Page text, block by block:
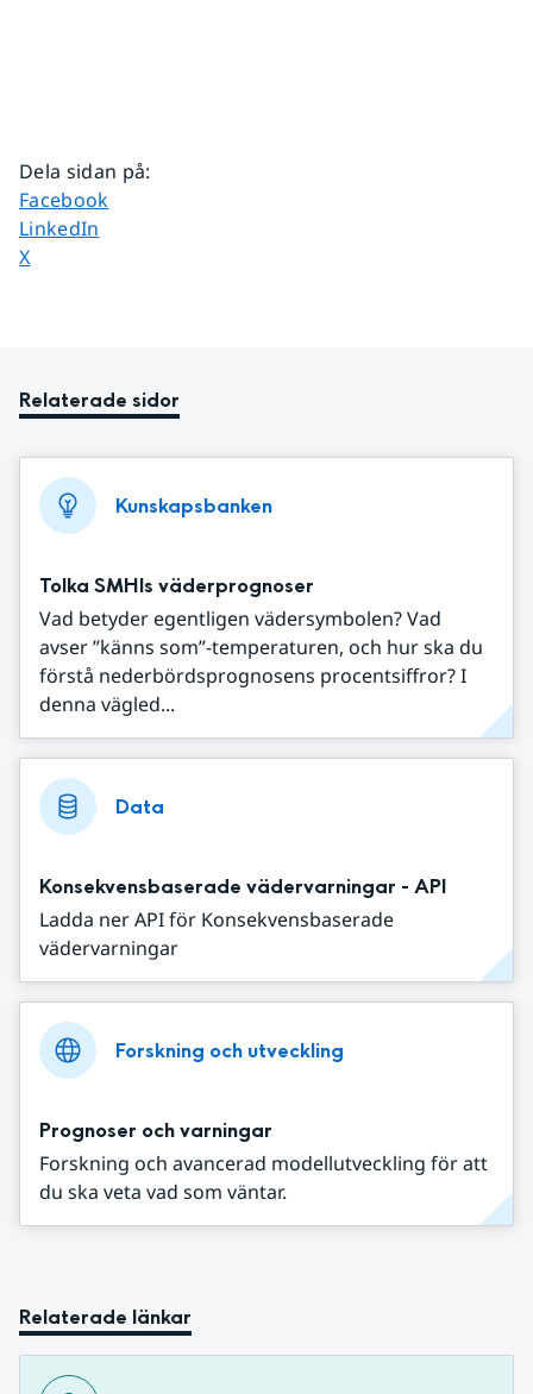
Dela sidan på:
Dela sidan på
Facebook
Dela sidan på
LinkedIn
Dela sidan på
X
Relaterade sidor
Kunskapsbanken
Tolka SMHIs väderprognoser
Vad betyder egentligen vädersymbolen? Vad
avser ”känns som”-temperaturen, och hur ska du
förstå nederbördsprognosens procentsiffror? I
denna vägled...
Data
Konsekvensbaserade vädervarningar - API
Ladda ner API för Konsekvensbaserade
vädervarningar
Forskning och utveckling
Prognoser och varningar
Forskning och avancerad modellutveckling för att
du ska veta vad som väntar.
Relaterade länkar